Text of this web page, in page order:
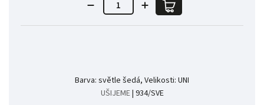
Barva: světle šedá, Velikosti: UNI
UŠIJEME| 934/SVE